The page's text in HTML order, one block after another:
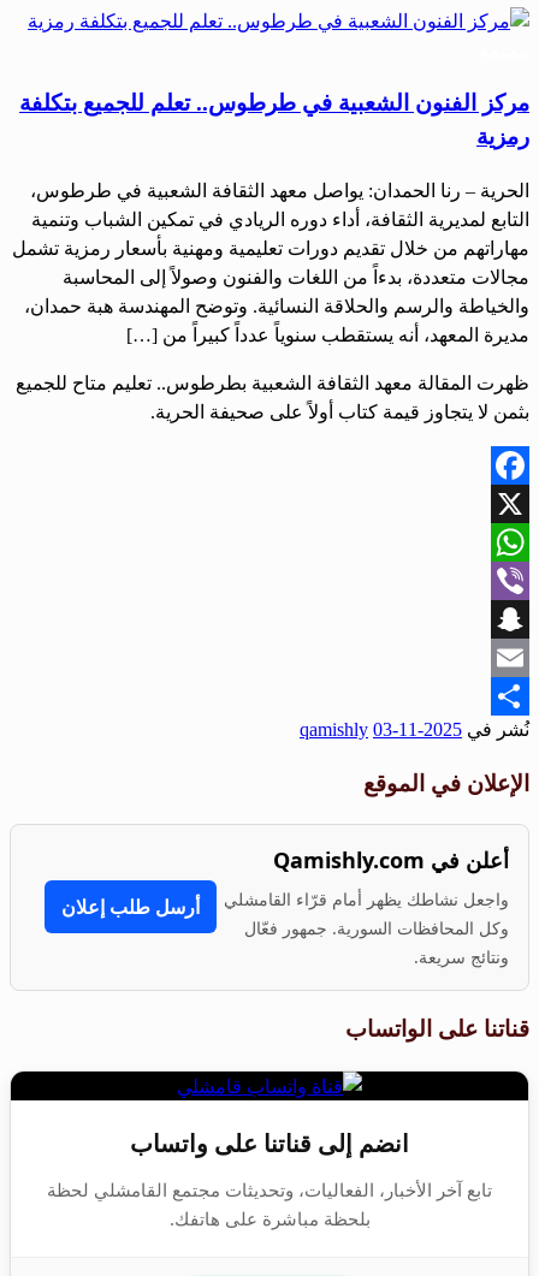
مركز الفنون الشعبية في طرطوس.. تعلم للجميع بتكلفة
رمزية
الحرية – رنا الحمدان: يواصل معهد الثقافة الشعبية في طرطوس،
التابع لمديرية الثقافة، أداء دوره الريادي في تمكين الشباب وتنمية
مهاراتهم من خلال تقديم دورات تعليمية ومهنية بأسعار رمزية تشمل
مجالات متعددة، بدءاً من اللغات والفنون وصولاً إلى المحاسبة
والخياطة والرسم والحلاقة النسائية. وتوضح المهندسة هبة حمدان،
مديرة المعهد، أنه يستقطب سنوياً عدداً كبيراً من […]
ظهرت المقالة معهد الثقافة الشعبية بطرطوس.. تعليم متاح للجميع
بثمن لا يتجاوز قيمة كتاب أولاً على صحيفة الحرية.
Facebook
X
WhatsApp
Viber
Snapchat
Email
Share
نُشر في 2025-11-03
qamishly
الإعلان في الموقع
أعلن في Qamishly.com
واجعل نشاطك يظهر أمام قرّاء القامشلي
وكل المحافظات السورية. جمهور فعّال
ونتائج سريعة.
أرسل طلب إعلان
قناتنا على الواتساب
انضم إلى قناتنا على واتساب
تابع آخر الأخبار، الفعاليات، وتحديثات مجتمع القامشلي لحظة
بلحظة مباشرة على هاتفك.